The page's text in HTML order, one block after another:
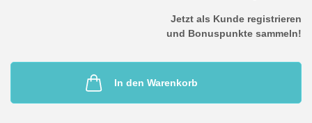
Jetzt als Kunde registrieren
und Bonuspunkte sammeln!
In den Warenkorb